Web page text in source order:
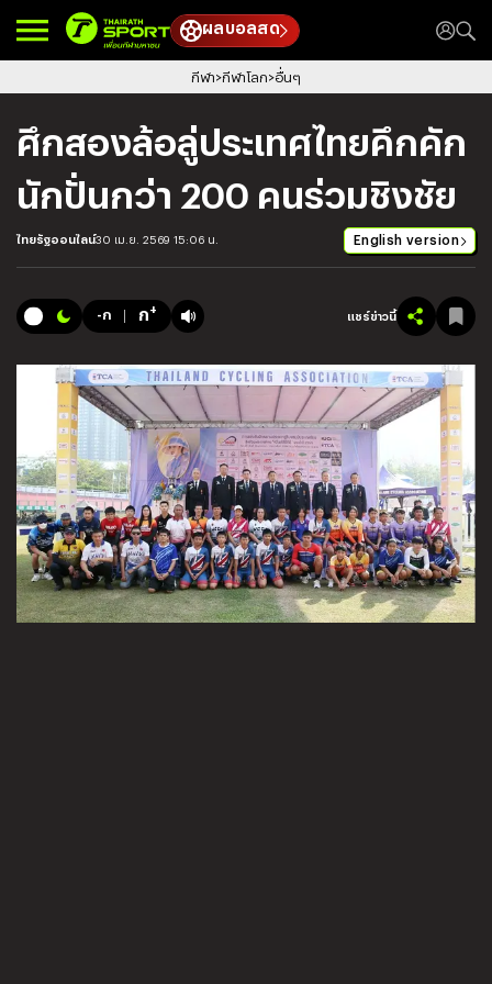
ผลบอลสด
กีฬา กีฬาโลก อื่นๆ
ศึกสองล้อลู่ประเทศไทยคึกคัก
นักปั่นกว่า 200 คนร่วมชิงชัย
ไทยรัฐออนไลน์30 เม.ย. 2569 15:06 น. English version
-ก ก+ แชร์ข่าวนี้